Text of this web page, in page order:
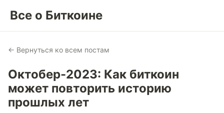
Все о Биткоине
← Вернуться ко всем постам
Октобер-2023: Как биткоин
может повторить историю
прошлых лет